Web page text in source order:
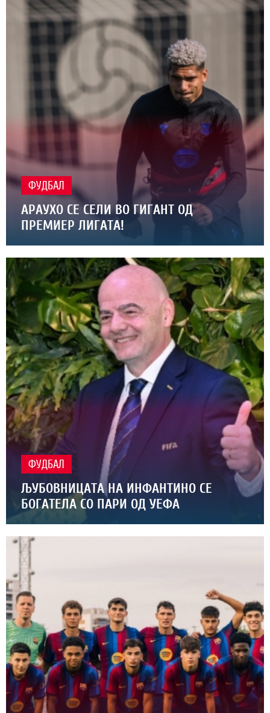
ФУДБАЛ
АРАУХО СЕ СЕЛИ ВО ГИГАНТ ОД
ПРЕМИЕР ЛИГАТА!
ФУДБАЛ
ЉУБОВНИЦАТА НА ИНФАНТИНО СЕ
БОГАТЕЛА СО ПАРИ ОД УЕФА